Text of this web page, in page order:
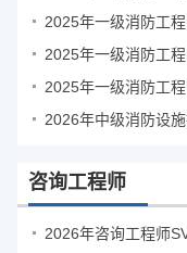
2026年中级消防设
咨询工程师
2026年咨询工程师